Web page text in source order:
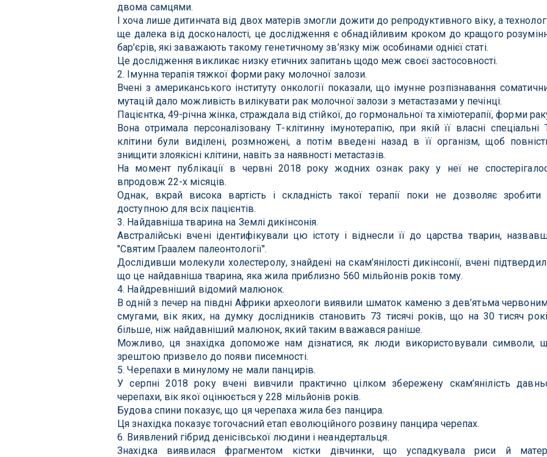
двома самцями.
І хоча лише дитинчата від двох матерів змогли дожити до репродуктивного віку, а
ще далека від досконалості, це дослідження є обнадійливим кроком до кращого
бар’єрів, які заважають такому генетичному зв’язку між особинами однієї статі.
Це дослідження викликає низку етичних запитань щодо меж своєї застосовності.
2. Імунна терапія тяжкої форми раку молочної залози.
Вчені з американського інституту онкології показали, що імунне розпізнавання
мутацій дало можливість вилікувати рак молочної залози з метастазами у печінці.
Пацієнтка, 49-річна жінка, страждала від стійкої, до гормональної та хіміотерапії, форми
Вона отримала персоналізовану Т-клітинну імунотерапію, при якій її власні спеціальні
клітини були виділені, розмножені, а потім введені назад в її організм, щоб
знищити злоякісні клітини, навіть за наявності метастазів.
На момент публікації в червні 2018 року жодних ознак раку у неї не
впродовж 22-х місяців.
Однак, вкрай висока вартість і складність такої терапії поки не дозволяє зробити
доступною для всіх пацієнтів.
3. Найдавніша тварина на Землі дикінсонія.
Австралійські вчені ідентифікували цю істоту і віднесли її до царства тварин,
"Святим Граалем палеонтології".
Дослідивши молекули холестеролу, знайдені на скам’янілості дикінсонії, вчені
що це найдавніша тварина, яка жила приблизно 560 мільйонів років тому.
4. Найдревніший відомий малюнок.
В одній з печер на півдні Африки археологи виявили шматок каменю з дев’ятьма
смугами, вік яких, на думку дослідників становить 73 тисячі років, що на 30 тисяч
більше, ніж найдавніший малюнок, який таким вважався раніше.
Можливо, ця знахідка допоможе нам дізнатися, як люди використовували символи,
зрештою призвело до появи писемності.
5. Черепахи в минулому не мали панцирів.
У серпні 2018 року вчені вивчили практично цілком збережену скам’янілість
черепахи, вік якої оцінюється у 228 мільйонів років.
Будова спини показує, що ця черепаха жила без панцира.
Ця знахідка показує тогочасний етап еволюційного розвину панцира черепах.
6. Виявлений гібрид денісівської людини і неандертальця.
Знахідка виявилася фрагментом кістки дівчинки, що успадкувала риси й